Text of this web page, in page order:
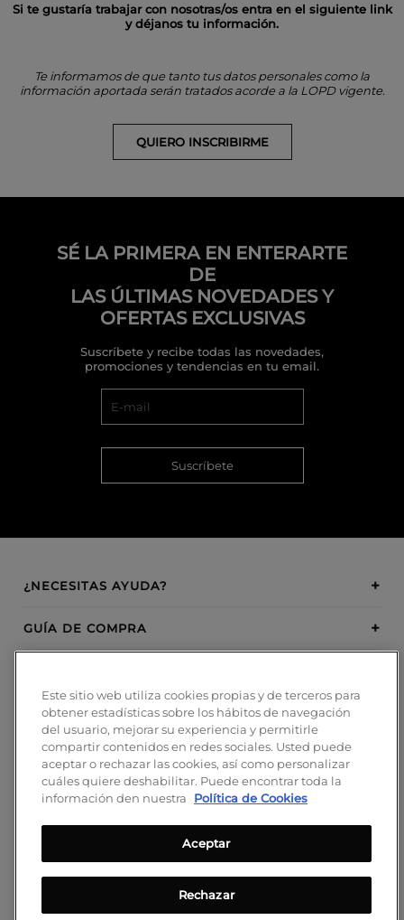
Si te gustaría trabajar con nosotras/os entra en el siguiente link
y déjanos tu información.
Te informamos de que tanto tus datos personales como la
información aportada serán tratados acorde a la LOPD vigente.
QUIERO INSCRIBIRME
SÉ LA PRIMERA EN ENTERARTE
DE
LAS ÚLTIMAS NOVEDADES Y
OFERTAS EXCLUSIVAS
Suscríbete y recibe todas las novedades,
promociones y tendencias en tu email.
Suscríbete
¿NECESITAS AYUDA?
GUÍA DE COMPRA
INSPIRATION
MÉTODOS DE PAGO
Blog
Este sitio web utiliza cookies propias y de terceros para
obtener estadísticas sobre los hábitos de navegación
del usuario, mejorar su experiencia y permitirle
compartir contenidos en redes sociales. Usted puede
aceptar o rechazar las cookies, así como personalizar
cuáles quiere deshabilitar. Puede encontrar toda la
información den nuestra
Política de Cookies
Rechazar
Aceptar